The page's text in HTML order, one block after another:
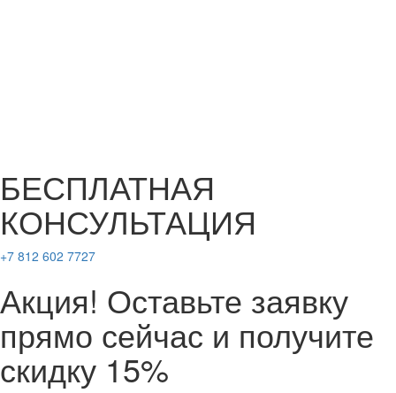
БЕСПЛАТНАЯ
КОНСУЛЬТАЦИЯ
+7 812 602 7727
Акция! Оставьте заявку
прямо сейчас и получите
скидку 15%